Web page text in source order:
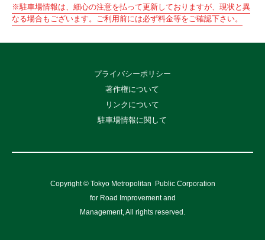
※駐車場情報は、細心の注意を払って更新しておりますが、現状と異
なる場合もございます。ご利用前には必ず料金等をご確認下さい。
プライバシーポリシー
著作権について
リンクについて
駐車場情報に関して
Copyright © Tokyo Metropolitan
Public Corporation
for Road Improvement and
Management, All rights reserved.